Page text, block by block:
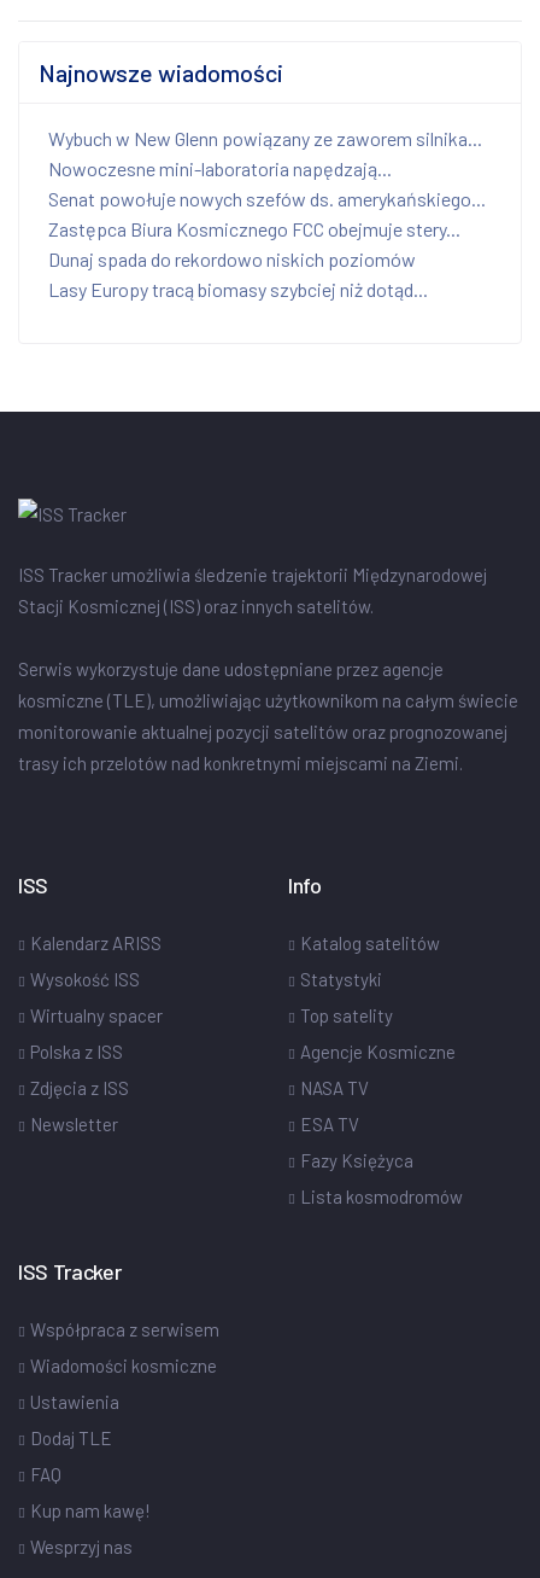
Najnowsze wiadomości
Wybuch w New Glenn powiązany ze zaworem silnika...
Nowoczesne mini-laboratoria napędzają...
Senat powołuje nowych szefów ds. amerykańskiego...
Zastępca Biura Kosmicznego FCC obejmuje stery...
Dunaj spada do rekordowo niskich poziomów
Lasy Europy tracą biomasy szybciej niż dotąd...
ISS Tracker umożliwia śledzenie trajektorii Międzynarodowej
Stacji Kosmicznej (ISS) oraz innych satelitów.
Serwis wykorzystuje dane udostępniane przez agencje
kosmiczne (TLE), umożliwiając użytkownikom na całym świecie
monitorowanie aktualnej pozycji satelitów oraz prognozowanej
trasy ich przelotów nad konkretnymi miejscami na Ziemi.
ISS
Kalendarz ARISS
Wysokość ISS
Wirtualny spacer
Polska z ISS
Zdjęcia z ISS
Newsletter
Info
Katalog satelitów
Statystyki
Top satelity
Agencje Kosmiczne
NASA TV
ESA TV
Fazy Księżyca
Lista kosmodromów
ISS Tracker
Współpraca z serwisem
Wiadomości kosmiczne
Ustawienia
Dodaj TLE
FAQ
Kup nam kawę!
Wesprzyj nas